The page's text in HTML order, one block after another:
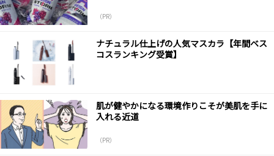
（PR）
ナチュラル仕上げの人気マスカラ【年間ベス
コスランキング受賞】
肌が健やかになる環境作りこそが美肌を手に
入れる近道
（PR）